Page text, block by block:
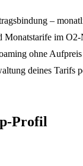
–
Monatstarife im O2-
ohne Aufpreis
deines Tarifs
Profil